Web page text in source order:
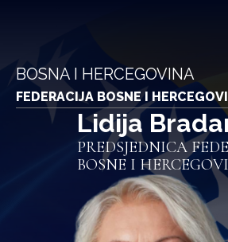
BOSNA I HERCEGOVINA
FEDERACIJA BOSNE I
Lidija
PREDSJEDNICA
BOSNE I